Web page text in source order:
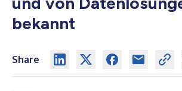
bekannt
Share